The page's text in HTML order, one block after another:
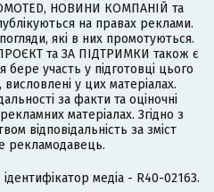
НОВИНИ КОМПАНІЙ та
на правах реклами.
які в них промотуються.
та ЗА ПІДТРИМКИ також є
участь у підготовці цього
висловлені у цих матеріалах.
за факти та оціночні
матеріалах. Згідно з
відповідальність за зміст
рекламодавець.
медіа - R40-02163.